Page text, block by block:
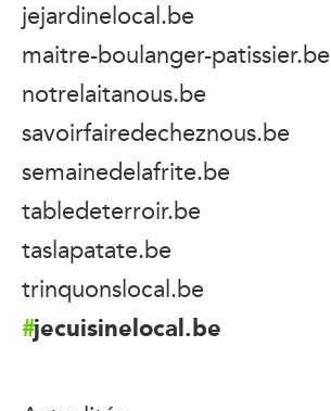
jejardinelocal.be
maitre-boulanger-patissier.be
notrelaitanous.be
savoirfairedecheznous.be
semainedelafrite.be
tabledeterroir.be
taslapatate.be
trinquonslocal.be
jecuisinelocal.be